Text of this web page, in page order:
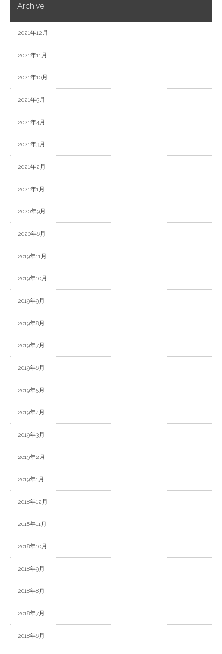
Archive
2021年12月
2021年11月
2021年10月
2021年5月
2021年4月
2021年3月
2021年2月
2021年1月
2020年9月
2020年6月
2019年11月
2019年10月
2019年9月
2019年8月
2019年7月
2019年6月
2019年5月
2019年4月
2019年3月
2019年2月
2019年1月
2018年12月
2018年11月
2018年10月
2018年9月
2018年8月
2018年7月
2018年6月